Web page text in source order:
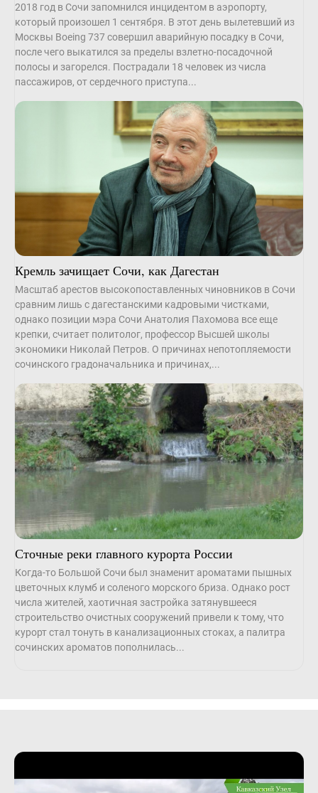
2018 год в Сочи запомнился инцидентом в аэропорту,
который произошел 1 сентября. В этот день вылетевший из
Москвы Boeing 737 совершил аварийную посадку в Сочи,
после чего выкатился за пределы взлетно-посадочной
полосы и загорелся. Пострадали 18 человек из числа
пассажиров, от сердечного приступа...
Кремль зачищает Сочи, как Дагестан
Масштаб арестов высокопоставленных чиновников в Сочи
сравним лишь с дагестанскими кадровыми чистками,
однако позиции мэра Сочи Анатолия Пахомова все еще
крепки, считает политолог, профессор Высшей школы
экономики Николай Петров. О причинах непотопляемости
сочинского градоначальника и причинах,...
Сточные реки главного курорта России
Когда-то Большой Сочи был знаменит ароматами пышных
цветочных клумб и соленого морского бриза. Однако рост
числа жителей, хаотичная застройка затянувшееся
строительство очистных сооружений привели к тому, что
курорт стал тонуть в канализационных стоках, а палитра
сочинских ароматов пополнилась...